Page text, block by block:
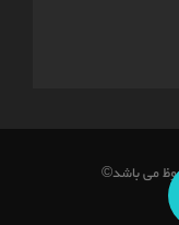
می باشد